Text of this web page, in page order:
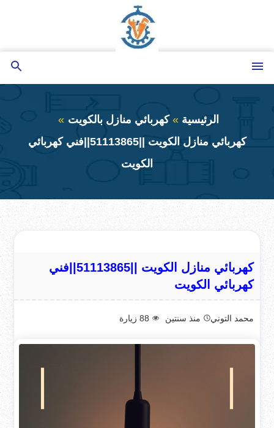
المحتوى
الرئيسية
كهربائي منازل بالكويت
كهربائي منازل الكويت ||51113865||فني كهربائي
الكويت
كهربائي منازل الكويت ||51113865||فني
كهربائي الكويت
محمد التوني منذ سنتين 88 زيارة